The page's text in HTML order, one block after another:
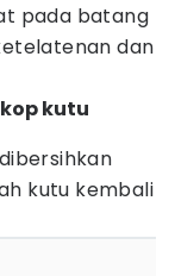
pada batang
dan
kutu
kutu kembali